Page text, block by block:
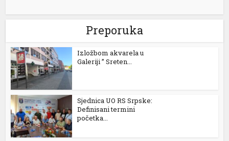
giris
giris
Preporuka
Izložbom akvarela u
Galeriji ” Sreten...
Sjednica UO RS Srpske:
Definisani termini
početka...